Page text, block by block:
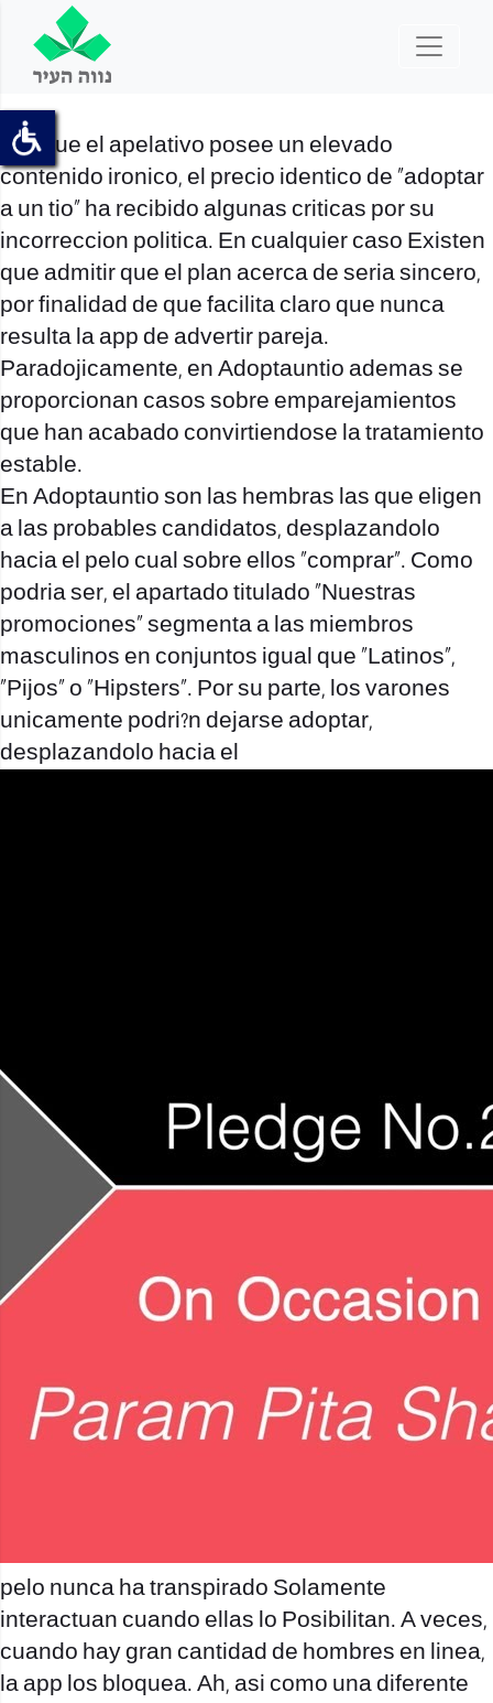
Aunque el apelativo posee un elevado
contenido ironico, el precio identico de “adoptar
a un tio” ha recibido algunas criticas por su
incorreccion politica. En cualquier caso Existen
que admitir que el plan acerca de seri­a sincero,
por finalidad de que facilita claro que nunca
resulta la app de advertir pareja.
Paradojicamente, en Adoptauntio ademas se
proporcionan casos sobre emparejamientos
que han acabado convirtiendose la tratamiento
estable.
En Adoptauntio son las hembras las que eligen
a las probables candidatos, desplazandolo
hacia el pelo cual sobre ellos “comprar”. Como
podri­a ser, el apartado titulado “Nuestras
promociones” segmenta a las miembros
masculinos en conjuntos igual que “Latinos”,
“Pijos” o “Hipsters”. Por su parte, los varones
unicamente podri?n dejarse adoptar,
desplazandolo hacia el
pelo nunca ha transpirado Solamente
interactuan cuando ellas lo Posibilitan. A veces,
cuando hay gran cantidad de hombres en linea,
la app los bloquea. Ah, asi­ como una diferente